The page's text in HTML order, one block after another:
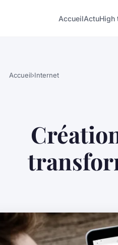
AccueilActuHigh
Accueil›Internet